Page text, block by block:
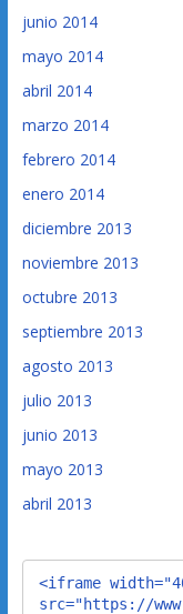
junio 2014
mayo 2014
abril 2014
marzo 2014
febrero 2014
enero 2014
diciembre 2013
noviembre 2013
octubre 2013
septiembre 2013
agosto 2013
julio 2013
junio 2013
mayo 2013
abril 2013
<iframe
src="https://